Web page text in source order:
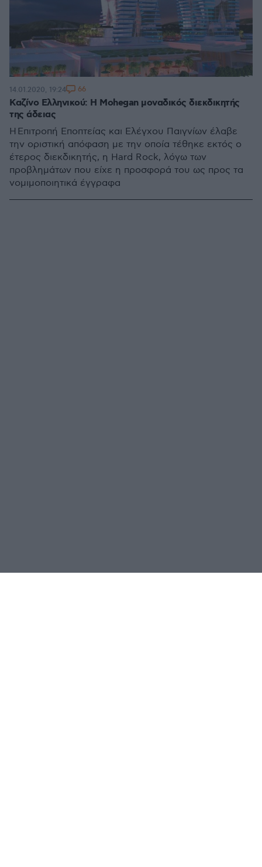
Καζίνο Ελληνικού: Η Mohegan μοναδικός διεκδικητής
της άδειας
Η Επιτροπή Εποπτείας και Ελέγχου Παιγνίων έλαβε
την οριστική απόφαση με την οποία τέθηκε εκτός ο
έτερος διεκδικητής, η Hard Rock, λόγω των
προβλημάτων που είχε η προσφορά του ως προς τα
νομιμοποιητικά έγγραφα
14.01.2020, 19:24 66